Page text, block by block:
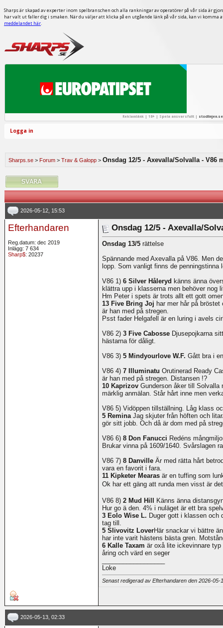
Sharps är skapad av experter inom spelbranschen och alla rankningar av operatörer på vår sida är
har valt ut faller dig i smaken. När du väljer att klicka på en utgående länk på vår sida, kan vi
meddelandet här.
Reklamlänk | 18+ | Spela ansvarsfullt | stodlinjen.se
Logga in
Sharps.se > Forum > Trav & Galopp > Onsdag 12/5 - Axevalla/Solvalla - V86
2026-05-12, 15:53
Efterhandaren
Reg.datum: dec 2019
Inlägg: 7 634
Sharp$: 20237
Onsdag 12/5 - Axevalla/
Onsdag 13/5 rättelse
Spännande med Axevalla på V86. Men
lopp. Som vanligt finns de penningstinna
V86 1) 6 Silver Håleryd känns änna
klättra upp i klasserna men behöver nog
Hm Peter i spets är trots allt ett gott
13 Five Bring Joj har mer hår på
är han med på stregen.
Psst fader Helgafell är en luring i avels
V86 2) 3 Five Cabosse Djusepojkarna
hästarna för dåligt.
V86 3) 5 Mindyourlove W.F. Gått bra i
V86 4) 7 Illuminatu Orutinerad Ready
är han med på stregen. Distansen !?
10 Kaprizov Gunderson åker till
märklig anmälan. Står hårt inne men
V86 5) Vidöppen tillställning. Låg klass
5 ReminaJag skjuter från höften och
gör sitt jobb. Och då är dom med på
V86 6) 8 Don Fanucci Redéns
Brukar vinna på 1609/1640. Svårslagen
V86 7) 8 Danville Är med rätta hårt
vara en favorit i fara.
11 Kipketer Mearas är en tuffing som
Ok har ett gäng att runda men visst är
V86 8) 2 Mud Hill
Känns änna
Hur go ä den. 4% i nuläget är ett bra
3 Eolo Wise L. Duger gott i klassen och
tag till.
5 Slivovitz LoverHär snackar vi bättre
har inte varit hästens bästa gren.
6 Kalle Taxam är oxå lite ickevinnare
åring och värd en seger
Loke
Senast redigerad av Efterhandaren den 2026-
2026-05-13, 02:33